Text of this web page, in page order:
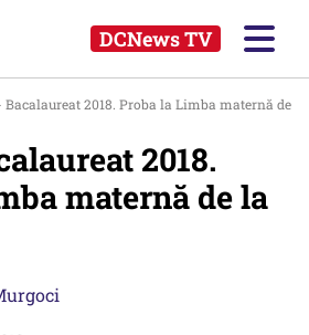
DCNews TV
Bacalaureat 2018. Proba la Limba maternă de
2018.
maternă de la